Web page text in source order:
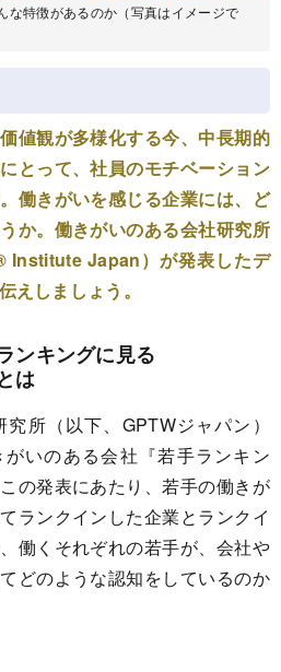
な特徴があるのか（写真はイメージで
値観が多様化する今、中長期的
とって、社員のモチベーション
働きがいを感じる企業には、ど
か。働きがいのある会社研究所
Institute Japan）が発表したデ
えしましょう。
ンキングに見る
は
所（以下、GPTWジャパン）
いのある会社『若手ランキン
の発表にあたり、若手の働きが
ランクインした企業とランクイ
働くそれぞれの若手が、会社や
どのような認知をしているのか